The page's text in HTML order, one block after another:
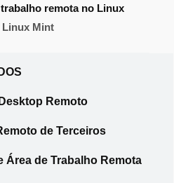
remota no Linux
Linux Mint
Remoto
de Terceiros
Área de Trabalho Remota